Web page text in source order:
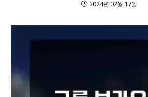
2024년 02월 17일